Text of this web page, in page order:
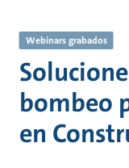
Webinars grabados
bombeo
en